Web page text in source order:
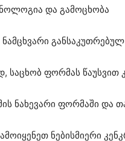
და გამოცხობა
ნამცხვარი
საცხობ ფორმას წაუსვით
ნახევარი ფორმაში და
ნებისმიერი